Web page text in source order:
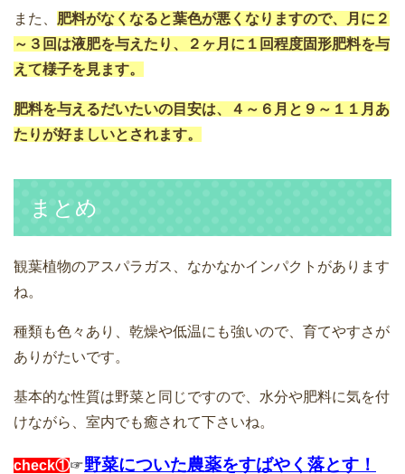
また、 肥料がなくなると葉色が悪くなりますので、月に２
～３回は液肥を与えたり、２ヶ月に１回程度固形肥料を与
えて様子を見ます。
肥料を与えるだいたいの目安は、４～６月と９～１１月あ
たりが好ましいとされます。
まとめ
観葉植物のアスパラガス、なかなかインパクトがあります
ね。
種類も色々あり、乾燥や低温にも強いので、育てやすさが
ありがたいです。
基本的な性質は野菜と同じですので、水分や肥料に気を付
けながら、室内でも癒されて下さいね。
check①☞野菜についた農薬をすばやく落とす！